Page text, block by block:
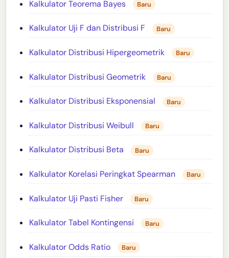
Kalkulator Teorema Bayes Baru
Kalkulator Uji F dan Distribusi F Baru
Kalkulator Distribusi Hipergeometrik Baru
Kalkulator Distribusi Geometrik Baru
Kalkulator Distribusi Eksponensial Baru
Kalkulator Distribusi Weibull Baru
Kalkulator Distribusi Beta Baru
Kalkulator Korelasi Peringkat Spearman Baru
Kalkulator Uji Pasti Fisher Baru
Kalkulator Tabel Kontingensi Baru
Kalkulator Odds Ratio Baru